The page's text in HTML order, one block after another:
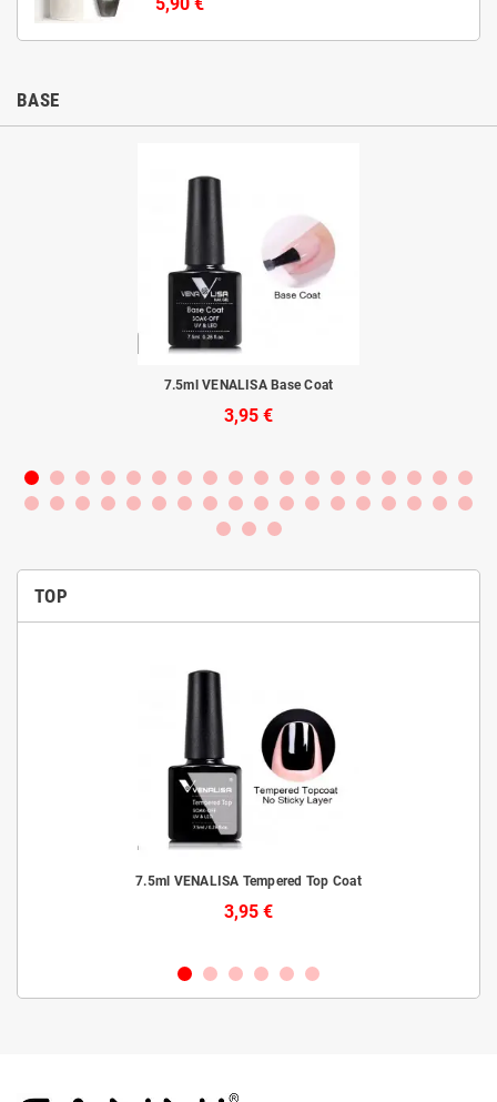
BASE
7.5ml VENALISA Base Coat
3,95 €
TOP
7.5ml VENALISA Tempered Top Coat
3,95 €